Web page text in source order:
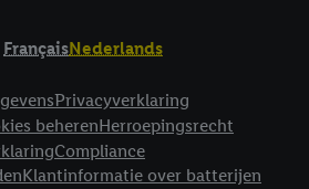
FrançaisNederlands
Privacyverklaring
beherenHerroepingsrecht
Compliance
Klantinformatie over batterijen